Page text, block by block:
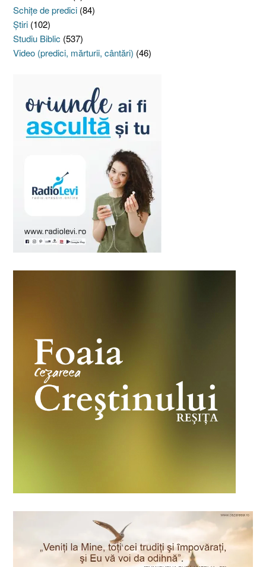
Schiţe de predici (84)
Ştiri (102)
Studiu Biblic (537)
Video (predici, mărturii, cântări) (46)